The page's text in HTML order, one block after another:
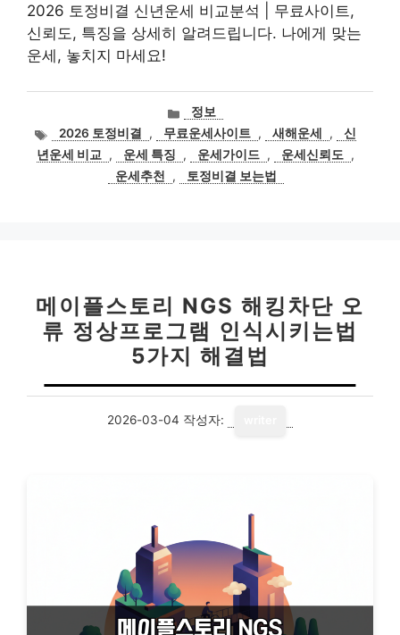
2026 토정비결 신년운세 비교분석 | 무료사이트,
신뢰도, 특징을 상세히 알려드립니다. 나에게 맞는
운세, 놓치지 마세요!
카
테
고
리
정보
태
그
2026 토정비결 , 무료운세사이트 , 새해운세 ,
신
년운세 비교
, 운세 특징 , 운세가이드 , 운세신뢰도
,
운세추천
, 토정비결 보는법
메이플스토리 NGS 해킹차단 오
류 정상프로그램 인식시키는법
5가지 해결법
2026-03-04 작성자: